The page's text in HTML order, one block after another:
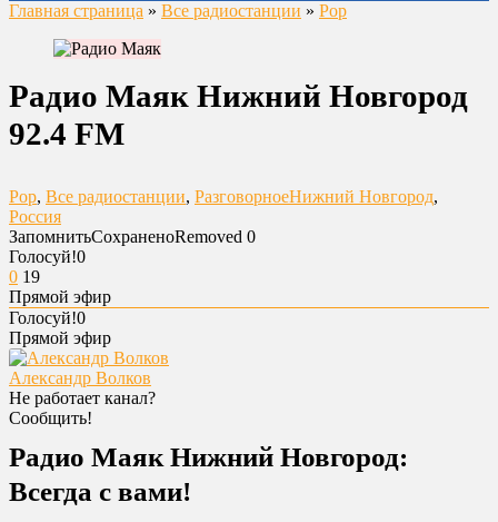
Главная страница » Все радиостанции » Pop
Радио Маяк Нижний Новгород
92.4 FM
Pop, Все радиостанции, РазговорноеНижний Новгород,
Россия
ЗапомнитьСохраненоRemoved 0
Голосуй!0
0 19
Прямой эфир
Голосуй!0
Прямой эфир
Александр Волков
Не работает канал?
Сообщить!
Радио Маяк Нижний Новгород:
Всегда с вами!